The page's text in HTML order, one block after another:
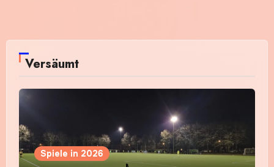
Versäumt
Spiele in 2026